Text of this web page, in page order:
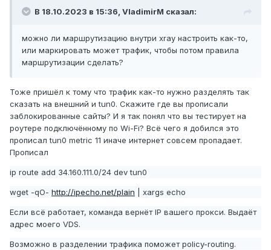
В 18.10.2023 в 15:36, VladimirM сказал:
можно ли маршрутизацию внутри xray настроить как-то,
или маркировать может трафик, чтобы потом правила
маршрутизации сделать?
Тоже пришёл к тому что трафик как-то нужно разделять так
сказать на внешний и tun0. Скажите где вы прописали
заблокированные сайты? И я так понял что вы тестирует на
роутере подключённому по Wi-Fi? Всё чего я добился это
прописал tun0 metric 11 иначе интернет совсем пропадает.
Прописал
ip route add 34.160.111.0/24 dev tun0
wget -qO- http://ipecho.net/plain | xargs echo
Если всё работает, команда вернёт IP вашего прокси. Выдаёт
адрес моего VDS.
Возможно в разделении трафика поможет policy-routing.